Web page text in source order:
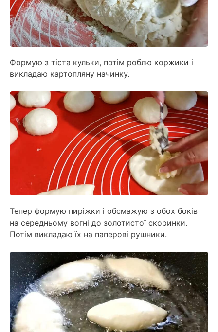
Формую з тіста кульки, потім роблю коржики і
викладаю картопляну начинку.
Тепер формую пиріжки і обсмажую з обох боків
на середньому вогні до золотистої скоринки.
Потім викладаю їх на паперові рушники.